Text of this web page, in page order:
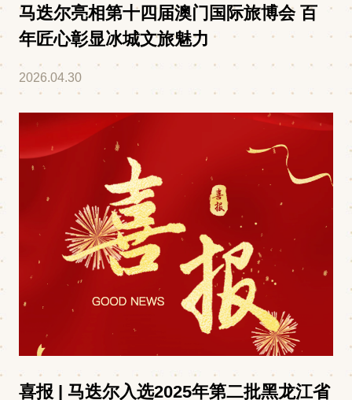
马迭尔亮相第十四届澳门国际旅博会 百
年匠心彰显冰城文旅魅力
2026.04.30
喜报 | 马迭尔入选2025年第二批黑龙江省